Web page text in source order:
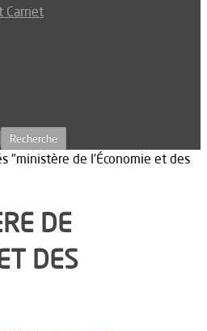
Carnet
"ministère de l’Économie et des
DE
DES